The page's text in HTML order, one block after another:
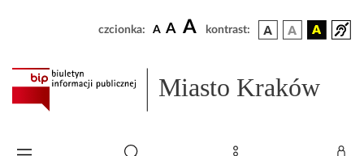
czcionka: A A A kontrast:
Miasto Kraków